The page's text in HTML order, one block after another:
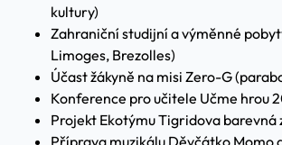
kultury)
Zahraniční studijní a výměnné
Limoges, Brezolles)
Účast žákyně na misi Zero-G
Konference pro učitele Učme hrou
Projekt Ekotýmu Tigridova barevná
Příprava muzikálu Děvčátko Momo